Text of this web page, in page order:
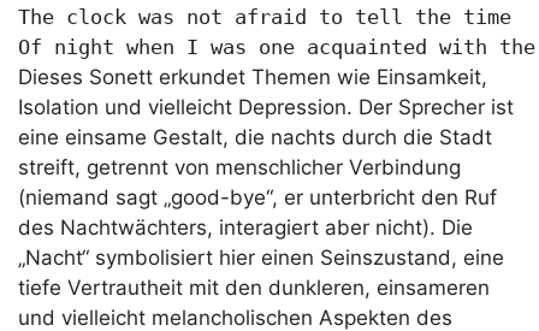
The clock was not afraid to tell the time
Of night when I was one acquainted with
Dieses Sonett erkundet Themen wie Einsamkeit,
Isolation und vielleicht Depression. Der Sprecher ist
eine einsame Gestalt, die nachts durch die Stadt
streift, getrennt von menschlicher Verbindung
(niemand sagt „good-bye“, er unterbricht den Ruf
des Nachtwächters, interagiert aber nicht). Die
„Nacht“ symbolisiert hier einen Seinszustand, eine
tiefe Vertrautheit mit den dunkleren, einsameren
und vielleicht melancholischen Aspekten des